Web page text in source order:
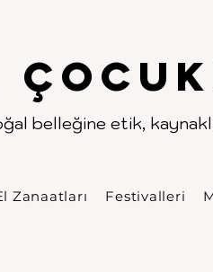
belleğine etik,
Zanaatları Festivalleri